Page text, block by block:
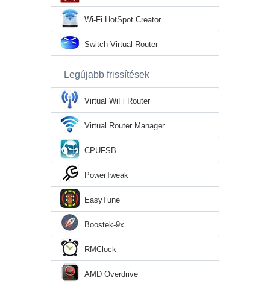
Wi-Fi HotSpot Creator
Switch Virtual Router
Legújabb frissítések
Virtual WiFi Router
Virtual Router Manager
CPUFSB
PowerTweak
EasyTune
Boostek-9x
RMClock
AMD Overdrive